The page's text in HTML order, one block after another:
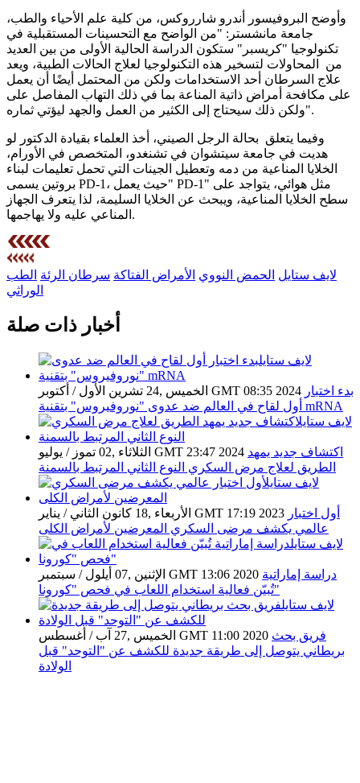
وأوضح البروفيسور أندرو شارروكس، من كلية علم الأحياء والطب،
جامعة مانشستر: "من الواضح مع التحسينات المستقبلية في
تكنولوجيا "كريسبر" ستكون الدراسة الحالية الأولى من بين العديد
من المحاولات لتسخير هذه التكنولوجيا لعلاج الحالات الطبية، ويعد
علاج السرطان أحد الاستخدامات ولكن من المحتمل أيضًا أن يعمل
على مكافحة أمراض ذاتية المناعة بما في ذلك التهاب المفاصل على
ولكن ذلك سيحتاج إلى الكثير من العمل والجهد ليؤتي ثماره".
وفيما يتعلق بحالة الرجل الصيني، أخذ العلماء بقيادة الدكتور لو
هديت في جامعة سيتشوان في تشنغدو، المتخصص في الأورام،
الخلايا المناعية من دمه وتعطيل الجينات التي تحمل تعليمات لبناء
بروتين يسمى PD-1، حيث يعمل" PD-1" مثل هوائي، يتواجد على
سطح الخلايا المناعية، ويبحث عن الخلايا السليمة، لذا يتعرف الجهاز
المناعي عليه ولا يهاجمها.
لايف ستايل الحمض النووي الأمراض الفتاكة سرطان الرئة الطب
الوراثي
أخبار ذات صلة
الخميس ,24 تشرين الأول / أكتوبر GMT 08:35 2024 بدء اختبار
أول لقاح في العالم ضد عدوى "نوروفيروس" بتقنية mRNA
الثلاثاء ,02 تموز / يوليو GMT 23:47 2024 اكتشاف جديد يمهد
الطريق لعلاج مرض السكري النوع الثاني المرتبط بالسمنة
الأربعاء ,18 كانون الثاني / يناير GMT 17:19 2023 أول اختبار
عالمي يكشف مرضى السكري المعرضين لأمراض الكلى
الإثنين ,07 أيلول / سبتمبر GMT 13:06 2020 دراسة إماراتية
تُبيّن فعالية استخدام اللعاب في فحص "كورونا"
الخميس ,27 آب / أغسطس GMT 11:00 2020 فريق بحث
بريطاني يتوصل إلى طريقة جديدة للكشف عن "التوحد" قبل
الولادة